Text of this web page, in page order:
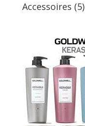
Accessoires (5)